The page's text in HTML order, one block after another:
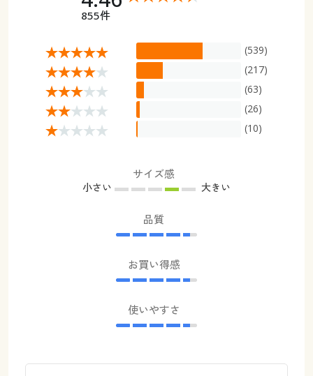
855件
(539)
(217)
(63)
(26)
(10)
サイズ感
小さい 大きい
品質
お買い得感
使いやすさ